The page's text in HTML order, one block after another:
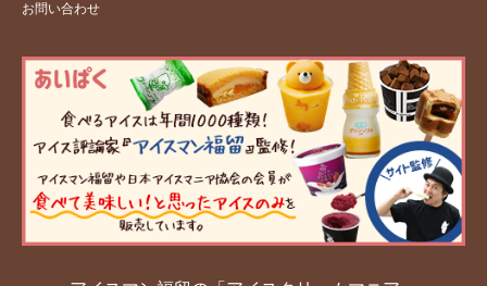
お問い合わせ